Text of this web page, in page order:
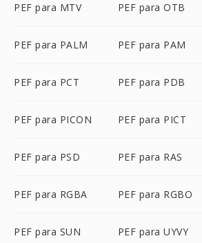
PEF para MTV PEF para OTB
PEF para PALM PEF para PAM
PEF para PCT PEF para PDB
PEF para PICON PEF para PICT
PEF para PSD PEF para RAS
PEF para RGBA PEF para RGBO
PEF para SUN PEF para UYVY